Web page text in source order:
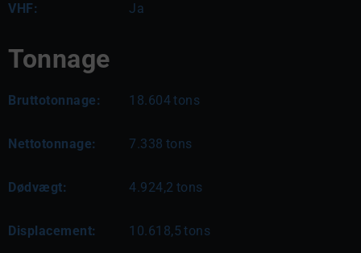
VHF: Ja
Tonnage
Bruttotonnage: 18.604tons
Nettotonnage: 7.338 tons
Dødvægt: 4.924,2 tons
Displacement: 10.618,5 tons